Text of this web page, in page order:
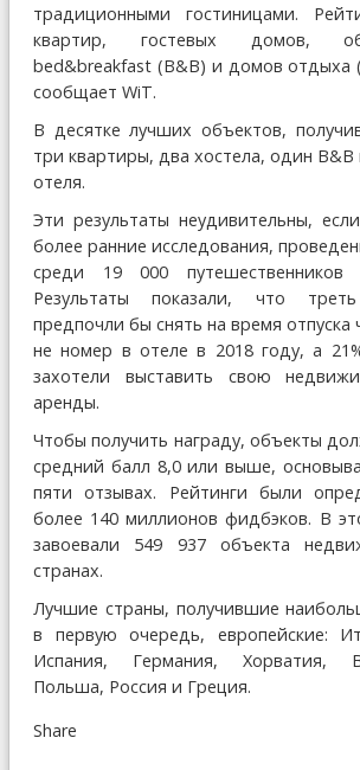
традиционными гостиницами.
квартир, гостевых домов,
bed&breakfast (B&B) и домов отдыха
сообщает WiT.
В десятке лучших объектов,
три квартиры, два хостела, один B&B
отеля.
Эти результаты неудивительны,
более ранние исследования,
среди 19 000
Результаты показали, что
предпочли бы снять на время отпуска
не номер в отеле в 2018 году, а
захотели выставить свою
аренды.
Чтобы получить награду, объекты
средний балл 8,0 или выше,
пяти отзывах. Рейтинги были
более 140 миллионов фидбэков. В
завоевали 549 937 объекта
странах.
Лучшие страны, получившие
в первую очередь, европейские:
Испания, Германия, Хорватия,
Польша, Россия и Греция.
Share